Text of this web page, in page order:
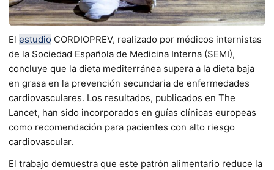
El estudio CORDIOPREV, realizado por médicos internistas
de la Sociedad Española de Medicina Interna (SEMI),
concluye que la dieta mediterránea supera a la dieta baja
en grasa en la prevención secundaria de enfermedades
cardiovasculares. Los resultados, publicados en The
Lancet, han sido incorporados en guías clínicas europeas
como recomendación para pacientes con alto riesgo
cardiovascular.
El trabajo demuestra que este patrón alimentario reduce la